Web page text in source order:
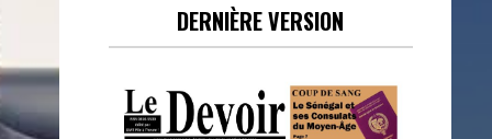
DERNIÈRE VERSION